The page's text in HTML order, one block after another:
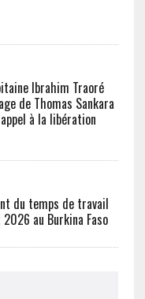
Ibrahim Traoré
de Thomas Sankara
à la libération
du temps de travail
au Burkina Faso